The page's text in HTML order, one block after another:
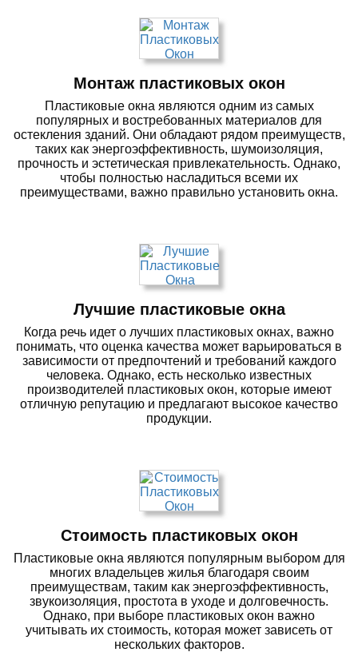
Монтаж пластиковых окон
Пластиковые окна являются одним из самых
популярных и востребованных материалов для
остекления зданий. Они обладают рядом преимуществ,
таких как энергоэффективность, шумоизоляция,
прочность и эстетическая привлекательность. Однако,
чтобы полностью насладиться всеми их
преимуществами, важно правильно установить окна.
Лучшие пластиковые окна
Когда речь идет о лучших пластиковых окнах, важно
понимать, что оценка качества может варьироваться в
зависимости от предпочтений и требований каждого
человека. Однако, есть несколько известных
производителей пластиковых окон, которые имеют
отличную репутацию и предлагают высокое качество
продукции.
Стоимость пластиковых окон
Пластиковые окна являются популярным выбором для
многих владельцев жилья благодаря своим
преимуществам, таким как энергоэффективность,
звукоизоляция, простота в уходе и долговечность.
Однако, при выборе пластиковых окон важно
учитывать их стоимость, которая может зависеть от
нескольких факторов.